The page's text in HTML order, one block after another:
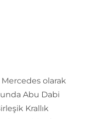
Mercedes olarak
Abu Dabi
Krallık